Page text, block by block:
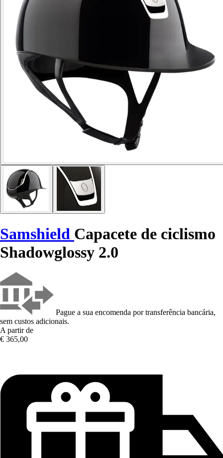
Samshield Capacete de ciclismo
Shadowglossy 2.0
Pague a sua encomenda por transferência bancária,
sem custos adicionais.
A partir de
€ 365,00